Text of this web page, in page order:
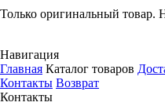
Только оригинальный товар.
Навигация
Главная Каталог товаров
Контакты Возврат
Контакты